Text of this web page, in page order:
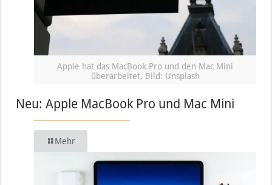
Apple hat das MacBook Pro und den Mac Mini
überarbeitet, Bild: Unsplash
Neu: Apple MacBook Pro und Mac Mini
Mehr